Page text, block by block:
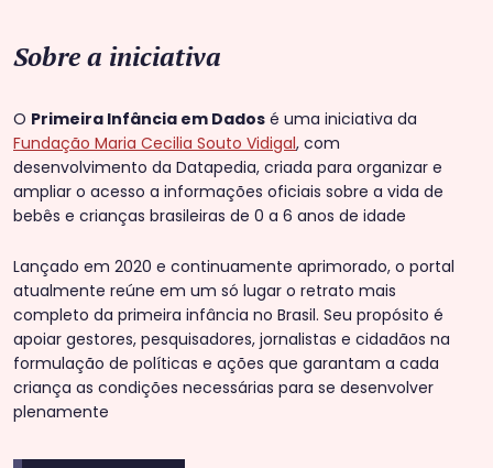
Sobre a iniciativa
O Primeira Infância em Dados é uma iniciativa da
Fundação Maria Cecilia Souto Vidigal, com
desenvolvimento da Datapedia, criada para organizar e
ampliar o acesso a informações oficiais sobre a vida de
bebês e crianças brasileiras de 0 a 6 anos de idade
Lançado em 2020 e continuamente aprimorado, o portal
atualmente reúne em um só lugar o retrato mais
completo da primeira infância no Brasil. Seu propósito é
apoiar gestores, pesquisadores, jornalistas e cidadãos na
formulação de políticas e ações que garantam a cada
criança as condições necessárias para se desenvolver
plenamente